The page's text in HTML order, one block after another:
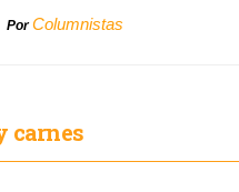
PorColumnistas
carnes